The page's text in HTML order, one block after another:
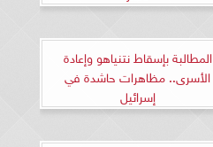
المطالبة بإسقاط نتنياهو وإعادة
الأسرى.. مظاهرات حاشدة في
إسرائيل